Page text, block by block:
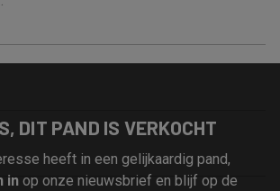
DIT PAND IS VERKOCHT
heeft in een gelijkaardig pand,
inop onze nieuwsbrief en blijf op de